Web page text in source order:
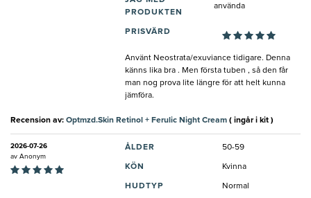
PRODUKTEN
använda
PRISVÄRD
Använt Neostrata/exuviance tidigare. Denna
känns lika bra . Men första tuben , så den får
man nog prova lite längre för att helt kunna
jämföra.
Recension av: Optmzd.Skin Retinol + Ferulic Night Cream ( ingår i kit )
2026-07-26
av Anonym
ÅLDER 50-59
KÖN Kvinna
HUDTYP Normal